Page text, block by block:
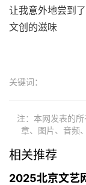
让我意外地尝到了
文创的滋味
关键词：
注：本网发表的
章、图片、音频
相关推荐